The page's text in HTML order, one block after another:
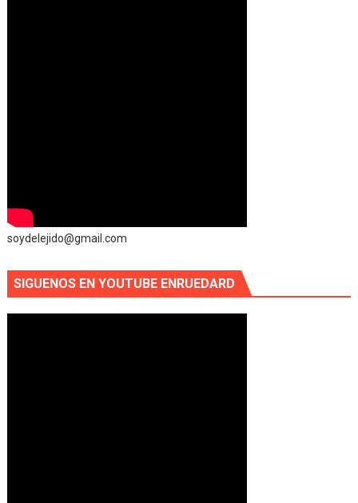
soydelejido@gmail.com
SIGUENOS EN YOUTUBE ENRUEDARD